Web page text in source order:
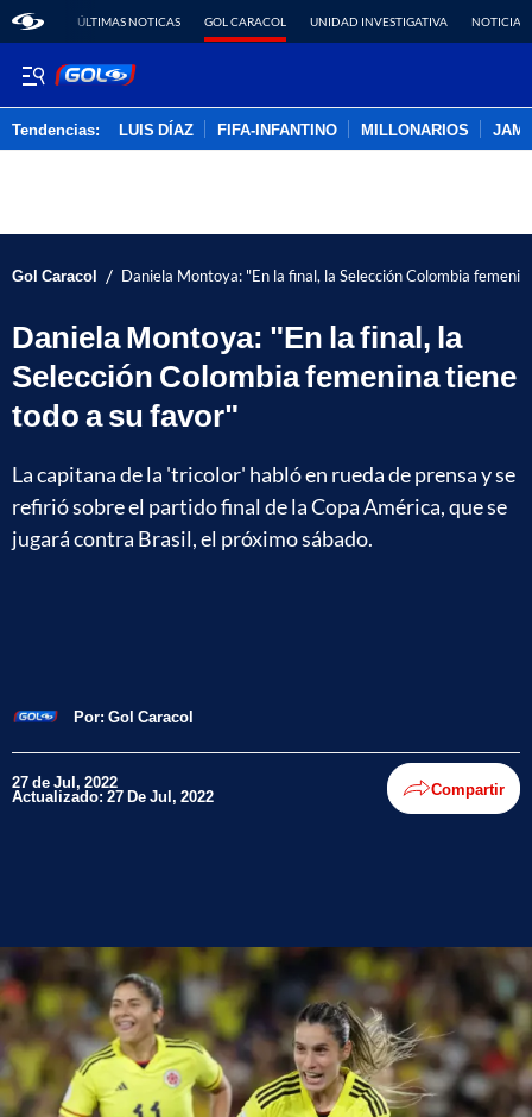
ÚLTIMAS NOTICAS GOL CARACOL UNIDAD INVESTIGATIVA NOTICIAS
Tendencias: LUIS DÍAZ FIFA-INFANTINO MILLONARIOS
Gol Caracol / Daniela Montoya: "En la final, la Selección Colombia
Daniela Montoya: "En la final, la
Selección Colombia femenina tiene
todo a su favor"
La capitana de la 'tricolor' habló en rueda de prensa y se
refirió sobre el partido final de la Copa América, que se
jugará contra Brasil, el próximo sábado.
Por: Gol Caracol
27 de Jul, 2022
Actualizado: 27 De Jul, 2022 Compartir